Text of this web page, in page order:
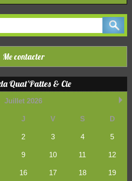
Me contacter
Quat'Pattes & Cie
Juillet 2026
J V S D
2 3 4 5
9 10 11 12
16 17 18 19